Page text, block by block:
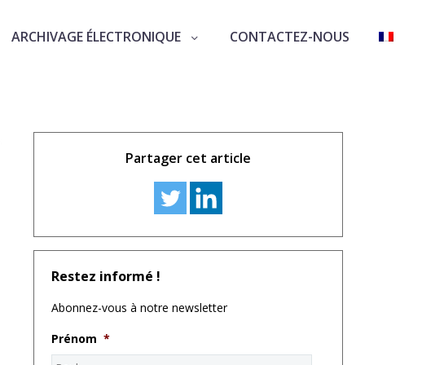
ARCHIVAGE ÉLECTRONIQUE CONTACTEZ-NOUS
Partager cet article
Restez informé !
Abonnez-vous à notre newsletter
Prénom *